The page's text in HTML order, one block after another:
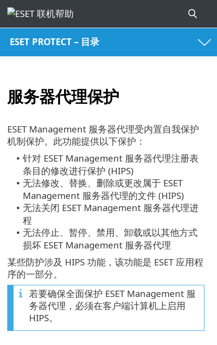
ESET PROTECT – 目录
服务器代理保护
ESET Management 服务器代理受内置自我保护
机制保护。此功能提供以下保护：
• 针对 ESET Management 服务器代理注册表
条目的修改进行保护 (HIPS)
• 无法修改、替换、删除或更改属于 ESET
Management 服务器代理的文件 (HIPS)
• 无法关闭 ESET Management 服务器代理进
程
• 无法停止、暂停、禁用、卸载或以其他方式
损坏 ESET Management 服务器代理
某些防护涉及 HIPS 功能，该功能是 ESET 应用程
序的一部分。
若要确保全面保护 ESET Management 服
务器代理，必须在客户端计算机上启用
HIPS。